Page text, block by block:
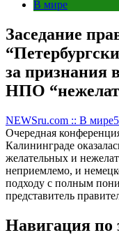
В мире
Заседание
за признания
НПО
NEWSru.com :: В мире
Очередная
Калининграде
желательных и
неприемлемо, и
подходу с полным
представитель
Навигация по